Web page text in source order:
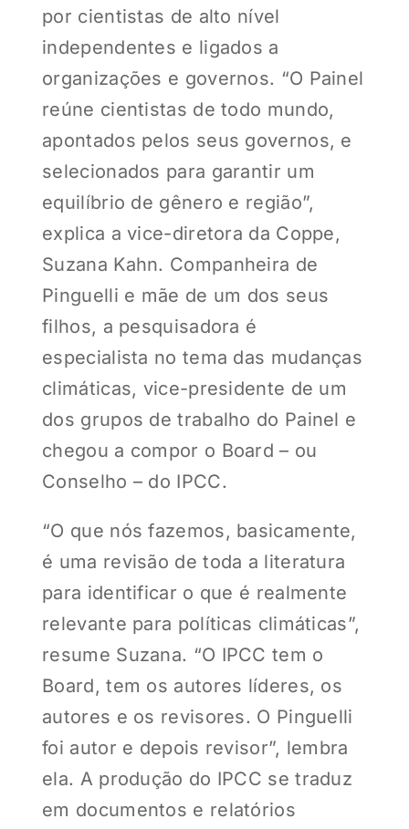
por cientistas de alto nível
independentes e ligados a
organizações e governos. “O Painel
reúne cientistas de todo mundo,
apontados pelos seus governos, e
selecionados para garantir um
equilíbrio de gênero e região”,
explica a vice-diretora da Coppe,
Suzana Kahn. Companheira de
Pinguelli e mãe de um dos seus
filhos, a pesquisadora é
especialista no tema das mudanças
climáticas, vice-presidente de um
dos grupos de trabalho do Painel e
chegou a compor o Board – ou
Conselho – do IPCC.
“O que nós fazemos, basicamente,
é uma revisão de toda a literatura
para identificar o que é realmente
relevante para políticas climáticas”,
resume Suzana. “O IPCC tem o
Board, tem os autores líderes, os
autores e os revisores. O Pinguelli
foi autor e depois revisor”, lembra
ela. A produção do IPCC se traduz
em documentos e relatórios